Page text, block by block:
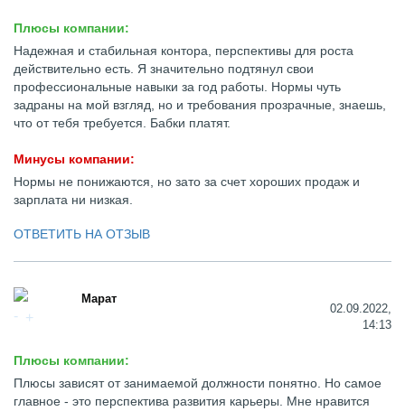
Плюсы компании:
Надежная и стабильная контора, перспективы для роста
действительно есть. Я значительно подтянул свои
профессиональные навыки за год работы. Нормы чуть
задраны на мой взгляд, но и требования прозрачные, знаешь,
что от тебя требуется. Бабки платят.
Минусы компании:
Нормы не понижаются, но зато за счет хороших продаж и
зарплата ни низкая.
ОТВЕТИТЬ НА ОТЗЫВ
Марат
02.09.2022,
14:13
Плюсы компании:
Плюсы зависят от занимаемой должности понятно. Но самое
главное - это перспектива развития карьеры. Мне нравится